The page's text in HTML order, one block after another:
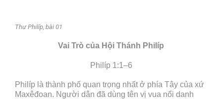
Thư Philíp, bài 01
Vai Trò của Hội Thánh Philíp
Philíp 1:1–6
Philíp là thành phố quan trọng nhất ở phía Tây của xứ
Maxêđoan. Người dân đã dùng tên vị vua nổi danh